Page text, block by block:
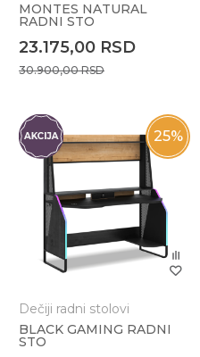
MONTES NATURAL
RADNI STO
23.175,00 RSD
30.900,00RSD
25%
Dečiji radni stolovi
BLACK GAMING RADNI
STO